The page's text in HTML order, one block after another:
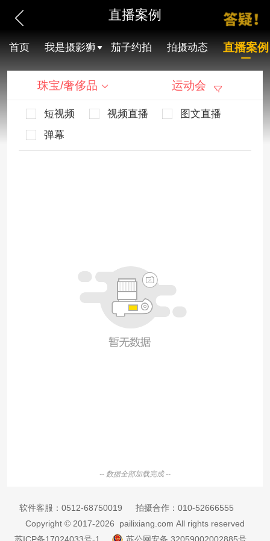
直播案例
首页 我是摄影狮 茄子约拍 拍摄动态 直播案例
珠宝/奢侈品 运动会
短视频 视频直播
图文直播
弹幕
-- 数据全部加载完成 --
软件客服： 0512-68750019 拍摄合作： 010-52666555
Copyright © 2017-2026 pailixiang.com All rights reserved
苏ICP备17024033号-1
苏公网安备 32059002002885号